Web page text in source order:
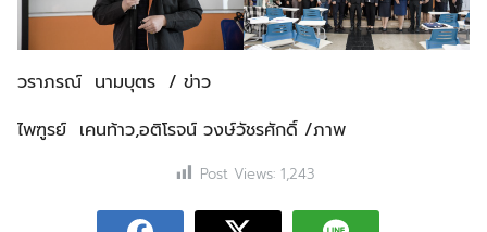
วราภรณ์ นามบุตร / ข่าว
ไพฑูรย์ เคนท้าว,อติโรจน์ วงษ์วัชรศักดิ์ /ภาพ
Post Views: 1,243